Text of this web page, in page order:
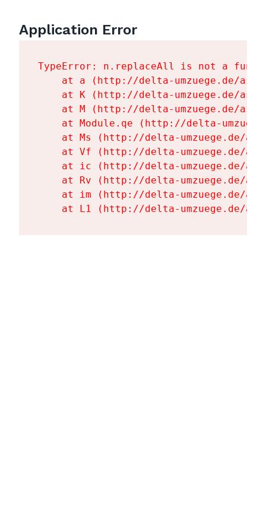
Application Error
TypeError: n.replaceAll is not a
at a (http://delta-umzuege.de/
at K (http://delta-umzuege.de/
at M (http://delta-umzuege.de/
at Module.qe (http://delta-
at Ms (http://delta-umzuege.de/
at Vf (http://delta-umzuege.de/
at ic (http://delta-umzuege.de/
at Rv (http://delta-umzuege.de/
at im (http://delta-umzuege.de/
at L1 (http://delta-umzuege.de/